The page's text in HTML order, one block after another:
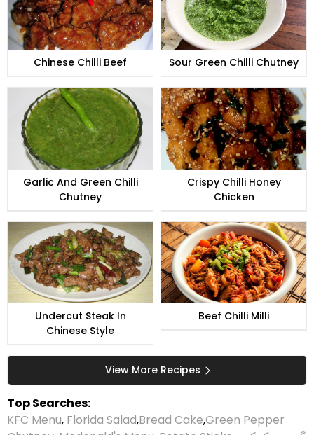
Chinese Chilli Beef Sour Green Chilli Chutney
Garlic And Green Chilli
Chutney
Crispy Chilli Honey
Chicken
Undercut Steak In
Chinese Style
Beef Chilli Milli
View More Recipes
Top Searches:
KFC Menu, Florida Salad,Bread Cake,Green Pepper